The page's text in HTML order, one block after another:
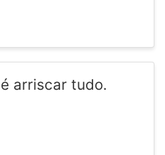
arriscar tudo.